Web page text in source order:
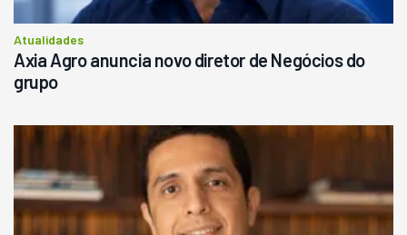
Atualidades
Axia Agro anuncia novo diretor de Negócios do
grupo